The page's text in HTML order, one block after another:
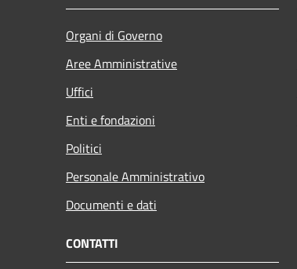
Organi di Governo
Aree Amministrative
Uffici
Enti e fondazioni
Politici
Personale Amministrativo
Documenti e dati
CONTATTI